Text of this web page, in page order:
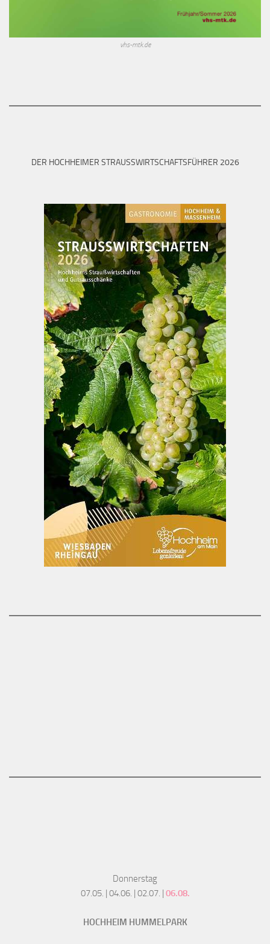
vhs-mtk.de
DER HOCHHEIMER STRAUSSWIRTSCHAFTSFÜHRER 2026
Donnerstag
07.05. | 04.06. | 02.07. | 06.08.
HOCHHEIM HUMMELPARK